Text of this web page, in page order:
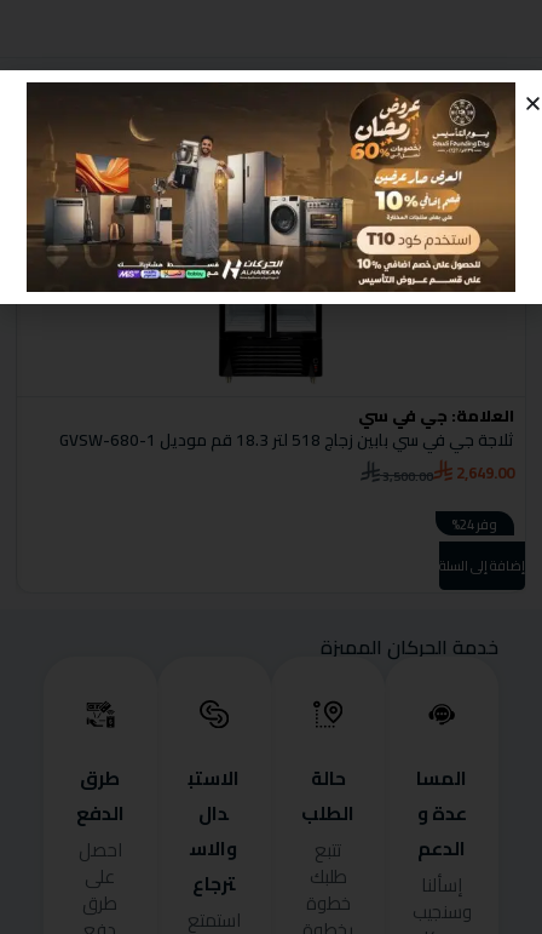
منتجات مشابهة
العلامة:جي في سي
ثلاجة جي في سي بابين زجاج 518 لتر 18.3 قم موديل GVSW-680-1
3,500.00 2,649.00
وفر 24%
إضافة إلى السلة
خدمة الحركان المميزة
المسا
عدة و
الدعم
إسألنا
وسنجيب
حالة
الطلب
تتبع
طلبك
خطوة
الاستب
دال
والاس
ترجاع
استمتع
طرق
الدفع
احصل
على
طرق